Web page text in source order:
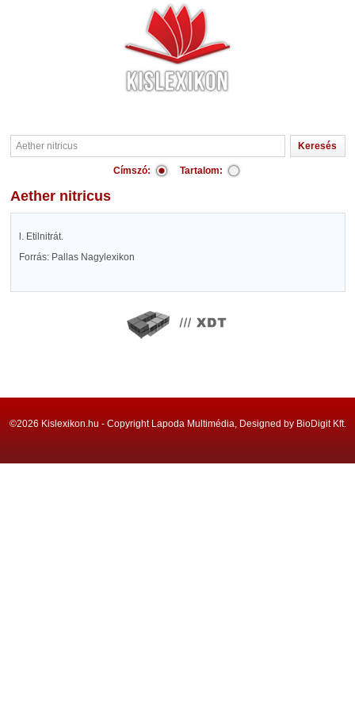
Címszó: Tartalom:
Aether nitricus
l. Etilnitrát.
Forrás: Pallas Nagylexikon
©2026 Kislexikon.hu - Copyright Lapoda Multimédia, Designed by BioDigit Kft.